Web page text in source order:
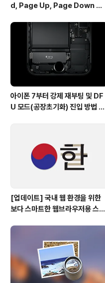
d, Page Up, Page Down 키
아이폰 7부터 강제 재부팅 및 DF
U 모드(공장초기화) 진입 방법 변
[업데이트] 국내 웹 환경을 위한
보다 스마트한 웹브라우저용 스타